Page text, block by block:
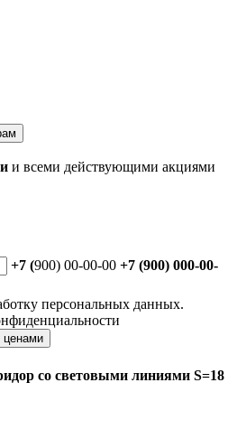
и всеми действующими акциями
+7 (900) 00-00-00 +7 (900) 000-00-
персональных данных.
ценами
со световыми линиями S=18